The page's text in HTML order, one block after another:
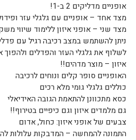
אופניים מדליקים 2 ב-1!
מצד אחד – אופניים עם גלגלי עזר
מצד שני – אופני איזון ללימוד שיווי
ניתן להשתמש במצב רכיבה רגיל עם
לשלוף את גלגלי העזר והפדלים ולהפוך
איזון – מוצר מדהים!!
האופניים סופר קלים ונוחים לרכיבה
כוללים גלגלי גומי מלא רכים
כסא מתכוונן להתאמת הגובה האידיאלי
גם מלמדים איזון וגם כיפיים בטירוף!!
צבעים של אופני איזון: כחול, אדום
התמונה להמחשה – המדבקות עלולות